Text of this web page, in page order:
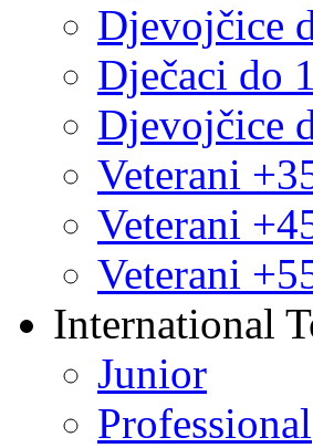
Djevojčice
Dječaci do
Djevojčice
Veterani
Veterani
Veterani
International
Junior
Professional